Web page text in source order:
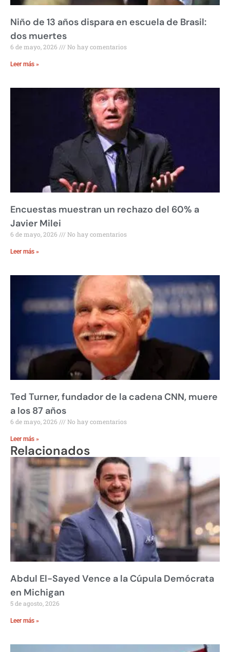
Niño de 13 años dispara en escuela de Brasil:
dos muertes
6 de mayo, 2026 No hay comentarios
Leer más »
Encuestas muestran un rechazo del 60% a
Javier Milei
6 de mayo, 2026 No hay comentarios
Leer más »
Ted Turner, fundador de la cadena CNN, muere
a los 87 años
6 de mayo, 2026 No hay comentarios
Leer más »
Relacionados
Abdul El-Sayed Vence a la Cúpula Demócrata
en Michigan
5 de agosto, 2026
Leer más »